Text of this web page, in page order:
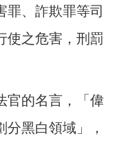
罪、詐欺罪等司
使之危害，刑罰
官的名言，「偉
黑白領域」，